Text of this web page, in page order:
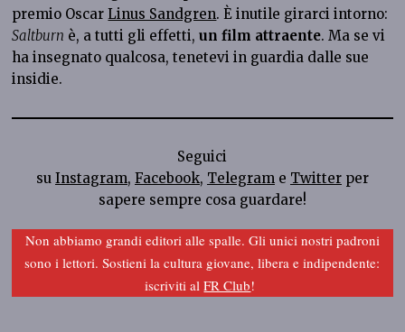
premio OscarLinus Sandgren. È inutile girarci intorno:
Saltburn è, a tutti gli effetti,un film attraente. Ma se vi
ha insegnato qualcosa, tenetevi in guardia dalle sue
insidie.
Seguici
su Instagram, Facebook, Telegrame Twitterper
sapere sempre cosa guardare!
Non abbiamo grandi editori alle spalle. Gli unici nostri padroni
sono i lettori. Sostieni la cultura giovane, libera e indipendente:
iscriviti alFR Club!